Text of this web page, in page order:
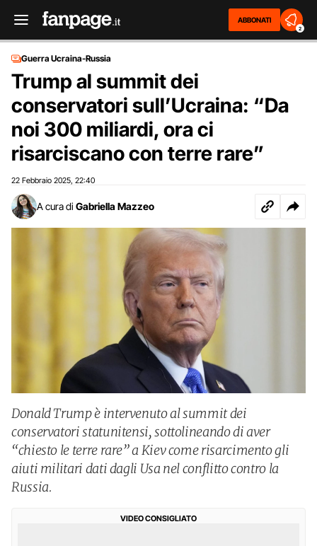
ABBONATI
2
Guerra Ucraina-Russia
Trump al summit dei
conservatori sull’Ucraina: “Da
noi 300 miliardi, ora ci
risarciscano con terre rare”
22 Febbraio 2025 22:40
A cura di Gabriella Mazzeo
Donald Trump è intervenuto al summit dei
conservatori statunitensi, sottolineando di aver
“chiesto le terre rare” a Kiev come risarcimento gli
aiuti militari dati dagli Usa nel conflitto contro la
Russia.
VIDEO CONSIGLIATO